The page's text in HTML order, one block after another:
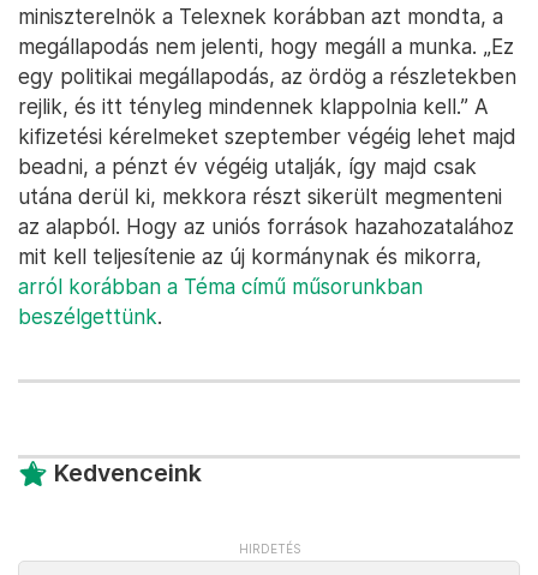
miniszterelnök a Telexnek korábban azt mondta, a
megállapodás nem jelenti, hogy megáll a munka. „Ez
egy politikai megállapodás, az ördög a részletekben
rejlik, és itt tényleg mindennek klappolnia kell.” A
kifizetési kérelmeket szeptember végéig lehet majd
beadni, a pénzt év végéig utalják, így majd csak
utána derül ki, mekkora részt sikerült megmenteni
az alapból. Hogy az uniós források hazahozatalához
mit kell teljesítenie az új kormánynak és mikorra,
arról korábban a Téma című műsorunkban
beszélgettünk.
Kedvenceink